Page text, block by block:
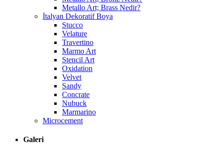
Metallo Art; Brass Nedir?
İtalyan Dekoratif Boya
Stucco
Velature
Travertino
Marmo Art
Stencil Art
Oxidation
Velvet
Sandy
Concrate
Nubuck
Marmarino
Microcement
Galeri